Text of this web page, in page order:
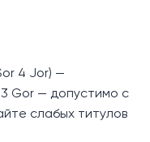
4 Jor) —
Gor — допустимо с
слабых титулов